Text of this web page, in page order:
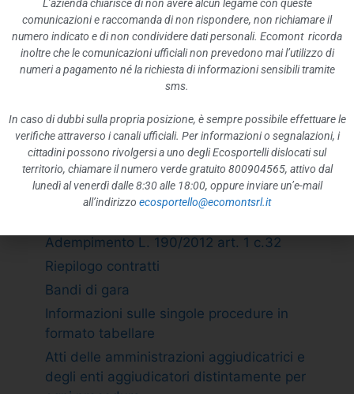
Rappresentazione grafica
ATTIVITÀ E PROCEDIMENTI
Tipologie di procedimento
Dichiarazioni sostitutive e acquisizione
PROVVEDIMENTI
Provvedimenti organi indirizzo politico
Provvedimenti dirigenti amministrativi
CONTROLLI SULLE IMPRESE
Adempimento L. 190/2012 art. 1 c.32
Riepilogo contratti
Bandi di gara
Informazioni sulle singole procedure in
formato tabellare
Atti delle amministrazioni aggiudicatrici e
degli enti aggiudicatori distintamente per
L’azienda chiarisce di non avere alcun legame con queste
comunicazioni e raccomanda di non rispondere, non richiamare il
numero indicato e di non condividere dati personali. Ecomont ricorda
inoltre che le comunicazioni ufficiali non prevedono mai l’utilizzo di
numeri a pagamento né la richiesta di informazioni sensibili tramite
sms.
In caso di dubbi sulla propria posizione, è sempre possibile effettuare le
verifiche attraverso i canali ufficiali. Per informazioni o segnalazioni, i
cittadini possono rivolgersi a uno degli Ecosportelli dislocati sul
territorio, chiamare il numero verde gratuito 800904565, attivo dal
lunedì al venerdì dalle 8:30 alle 18:00, oppure inviare un’e-mail
all’indirizzo ecosportello@ecomontsrl.it